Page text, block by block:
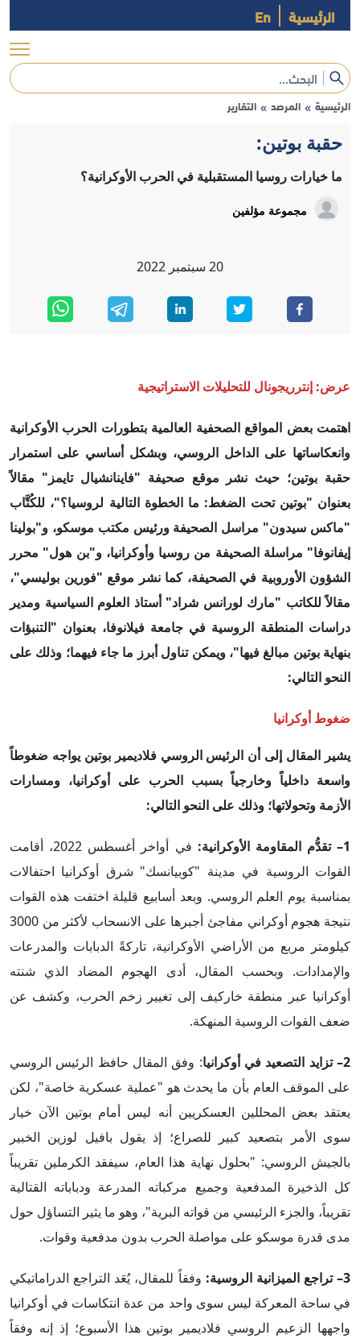
الرئيسية En
الرئيسية » المرصد » التقارير
حقبة بوتين:
ما خيارات روسيا المستقبلية في الحرب الأوكرانية؟
مجموعة مؤلفين
20 سبتمبر 2022
عرض: إنترريجونال للتحليلات الاستراتيجية
اهتمت بعض المواقع الصحفية العالمية بتطورات الحرب الأوكرانية
وانعكاساتها على الداخل الروسي، وبشكل أساسي على استمرار
حقبة بوتين؛ حيث نشر موقع صحيفة "فاينانشيال تايمز" مقالاً
بعنوان "بوتين تحت الضغط: ما الخطوة التالية لروسيا؟"، للكُتَّاب
"ماكس سيدون" مراسل الصحيفة ورئيس مكتب موسكو، و"بولينا
إيفانوفا" مراسلة الصحيفة من روسيا وأوكرانيا، و"بن هول" محرر
الشؤون الأوروبية في الصحيفة، كما نشر موقع "فورين بوليسي"،
مقالاً للكاتب "مارك لورانس شراد" أستاذ العلوم السياسية ومدير
دراسات المنطقة الروسية في جامعة فيلانوفا، بعنوان "التنبؤات
بنهاية بوتين مبالغ فيها"، ويمكن تناول أبرز ما جاء فيهما؛ وذلك على
النحو التالي:
ضغوط أوكرانيا
يشير المقال إلى أن الرئيس الروسي فلاديمير بوتين يواجه ضغوطاً
واسعة داخلياً وخارجياً بسبب الحرب على أوكرانيا، ومسارات
الأزمة وتحولاتها؛ وذلك على النحو التالي:
1– تقدُّم المقاومة الأوكرانية:
في أواخر أغسطس 2022، أقامت
القوات الروسية في مدينة "كوبيانسك" شرق أوكرانيا احتفالات
بمناسبة يوم العلم الروسي. وبعد أسابيع قليلة اختفت هذه القوات
نتيجة هجوم أوكراني مفاجئ أجبرها على الانسحاب لأكثر من 3000
كيلومتر مربع من الأراضي الأوكرانية، تاركةً الدبابات والمدرعات
والإمدادات. وبحسب المقال، أدى الهجوم المضاد الذي شنته
أوكرانيا عبر منطقة خاركيف إلى تغيير زخم الحرب، وكشف عن
ضعف القوات الروسية المنهكة.
2– تزايد التصعيد في أوكرانيا
: وفق المقال حافظ الرئيس الروسي
على الموقف العام بأن ما يحدث هو "عملية عسكرية خاصة"، لكن
يعتقد بعض المحللين العسكريين أنه ليس أمام بوتين الآن خيار
سوى الأمر بتصعيد كبير للصراع؛ إذ يقول بافيل لوزين الخبير
بالجيش الروسي: "بحلول نهاية هذا العام، سيفقد الكرملين تقريباً
كل الذخيرة المدفعية وجميع مركباته المدرعة ودباباته القتالية
تقريباً، والجزء الرئيسي من قواته البرية"، وهو ما يثير التساؤل حول
مدى قدرة موسكو على مواصلة الحرب بدون مدفعية وقوات.
3– تراجع الميزانية الروسية:
وفقاً للمقال، يُعَد التراجع الدراماتيكي
في ساحة المعركة ليس سوى واحد من عدة انتكاسات في أوكرانيا
واجهها الزعيم الروسي فلاديمير بوتين هذا الأسبوع؛ إذ إنه وفقاً